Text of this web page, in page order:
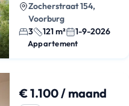
Zocherstraat 154,
Voorburg
3
121 m² 1-9-2026
Appartement
€ 1.100 / maand